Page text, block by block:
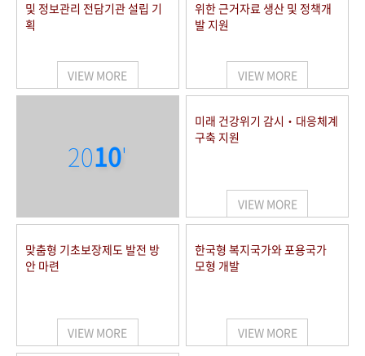
및 정보관리 전담기관 설립 기
획
VIEW MORE
위한 근거자료 생산 및 정책개
발 지원
VIEW MORE
2010'
미래 건강위기 감시‧대응체계
구축 지원
VIEW MORE
맞춤형 기초보장제도 발전 방
안 마련
VIEW MORE
한국형 복지국가와 포용국가
모형 개발
VIEW MORE